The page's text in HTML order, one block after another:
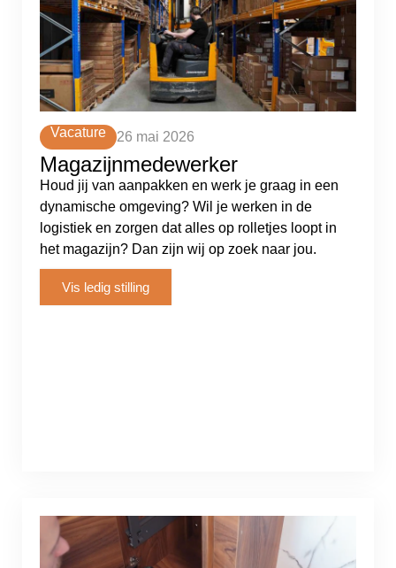
Vacature 26 mai 2026
Magazijnmedewerker
Houd jij van aanpakken en werk je graag in een
dynamische omgeving? Wil je werken in de
logistiek en zorgen dat alles op rolletjes loopt in
het magazijn? Dan zijn wij op zoek naar jou.
Vis ledig stilling